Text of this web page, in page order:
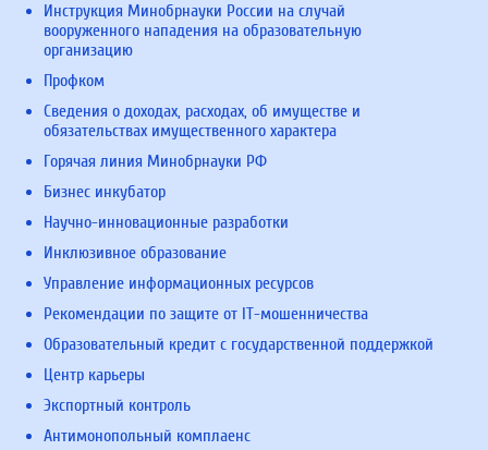
Инструкция Минобрнауки России на случай
вооруженного нападения на образовательную
организацию
Профком
Сведения о доходах, расходах, об имуществе и
обязательствах имущественного характера
Горячая линия Минобрнауки РФ
Бизнес инкубатор
Научно-инновационные разработки
Инклюзивное образование
Управление информационных ресурсов
Рекомендации по защите от IT-мошенничества
Образовательный кредит с государственной поддержкой
Центр карьеры
Экспортный контроль
Антимонопольный комплаенс